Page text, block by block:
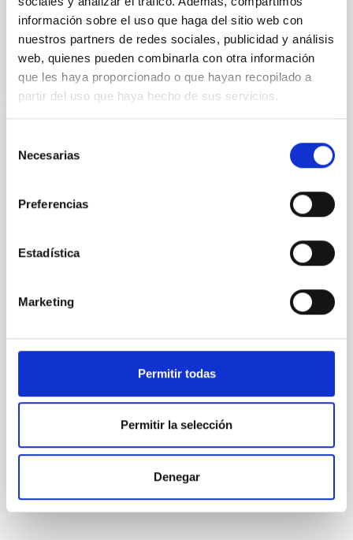
información sobre el uso que haga del sitio web con
nuestros partners de redes sociales, publicidad y análisis
web, quienes pueden combinarla con otra información
que les haya proporcionado o que hayan recopilado a
partir del uso que haya hecho de sus servicios.
Necesarias
Preferencias
Estadística
Marketing
Permitir todas
Permitir la selección
Denegar
BIBCODE 2026RNAAS..10..143A
NÚMERO DE CITAS 0
attention, the specific effects of active galactic nuclei
(AGN) winds, particularly ultrafast outflows (UFOs),
unexplored. This study aims to fill this gap by
investigating the relationship between SMBH mass
Waas, Jourdan et al.
0